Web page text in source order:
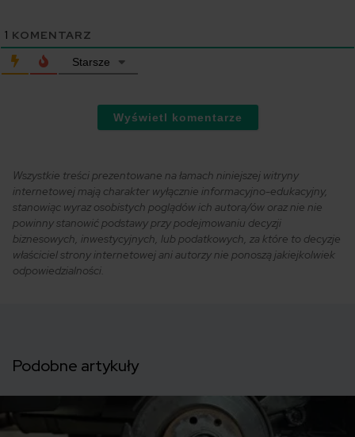
1 KOMENTARZ
Starsze
Wyświetl komentarze
Wszystkie treści prezentowane na łamach niniejszej witryny
internetowej mają charakter wyłącznie informacyjno-edukacyjny,
stanowiąc wyraz osobistych poglądów ich autora/ów oraz nie nie
powinny stanowić podstawy przy podejmowaniu decyzji
biznesowych, inwestycyjnych, lub podatkowych, za które to decyzje
właściciel strony internetowej ani autorzy nie ponoszą jakiejkolwiek
odpowiedzialności.
Podobne artykuły